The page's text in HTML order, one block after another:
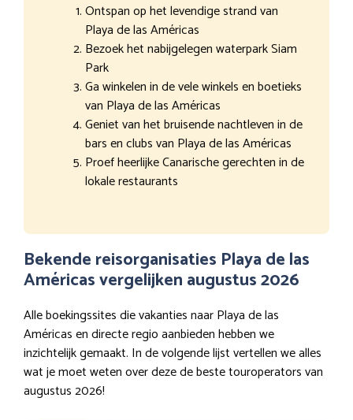
Ontspan op het levendige strand van
Playa de las Américas
Bezoek het nabijgelegen waterpark Siam
Park
Ga winkelen in de vele winkels en boetieks
van Playa de las Américas
Geniet van het bruisende nachtleven in de
bars en clubs van Playa de las Américas
Proef heerlijke Canarische gerechten in de
lokale restaurants
Bekende reisorganisaties Playa de las
Américas vergelijken augustus 2026
Alle boekingssites die vakanties naar Playa de las
Américas en directe regio aanbieden hebben we
inzichtelijk gemaakt. In de volgende lijst vertellen we alles
wat je moet weten over deze de beste touroperators van
augustus 2026!